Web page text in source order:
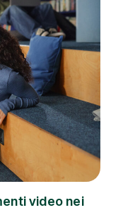
video nei